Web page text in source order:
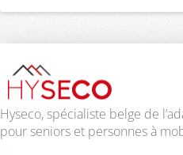
Hyseco, spécialiste belge de
pour seniors et personnes à